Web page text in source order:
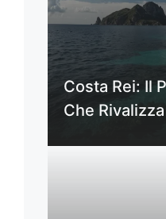
Costa Rei: Il
Che